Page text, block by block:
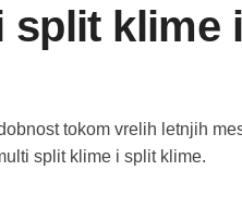
split klime
tokom vrelih letnjih
split klime i split klime.